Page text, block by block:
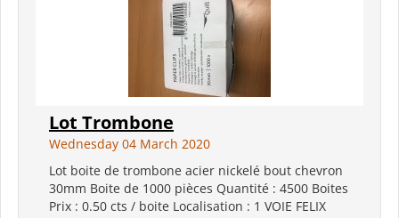
Lot Trombone
Wednesday 04 March 2020
Lot boite de trombone acier nickelé bout chevron
30mm Boite de 1000 pièces Quantité : 4500 Boites
Prix : 0.50 cts / boite Localisation : 1 VOIE FELIX